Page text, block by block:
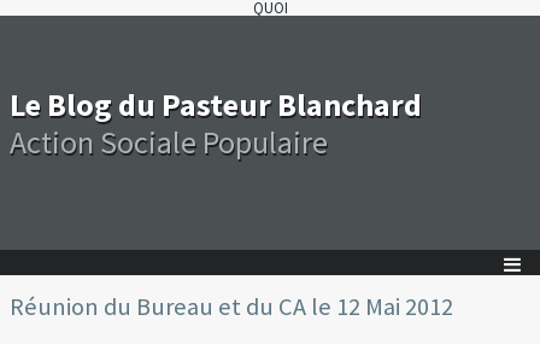
QUOI
Le Blog du Pasteur Blanchard
Action Sociale Populaire
Réunion du Bureau et du CA le 12 Mai 2012